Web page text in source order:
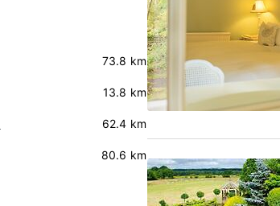
73.8 km
13.8 km
62.4 km
80.6 km